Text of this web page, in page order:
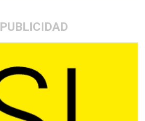
PUBLICIDAD